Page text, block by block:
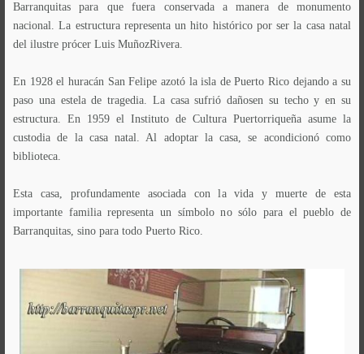
Barranquitas para que fuera conservada a manera de monumento
nacional. La estructura representa un hito histórico por ser la casa natal
del ilustre prócer Luis MuñozRivera.
En 1928 el huracán San Felipe azotó la isla de Puerto Rico dejando a su
paso una estela de tragedia. La casa sufrió dañosen su techo y en su
estructura. En 1959 el Instituto de Cultura Puertorriqueña asume la
custodia de la casa natal. Al adoptar la casa, se acondicionó como
biblioteca.
Esta casa, profundamente asociada con la vida y muerte de esta
importante familia representa un símbolo no sólo para el pueblo de
Barranquitas, sino para todo Puerto Rico.